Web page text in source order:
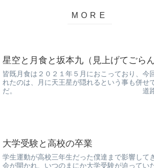
星空と月食と坂本九（見上げてごら
皆既月食は２０２１年５月におこっており、今
れたのは、月に天王星が隠れるという事も併せ
だ。 道路に出るとみん
大学受験と高校の卒業
学生運動が高校三年生だった僕達まで影響して
会が開かれ、いつのまにか大学受験が迫ってい